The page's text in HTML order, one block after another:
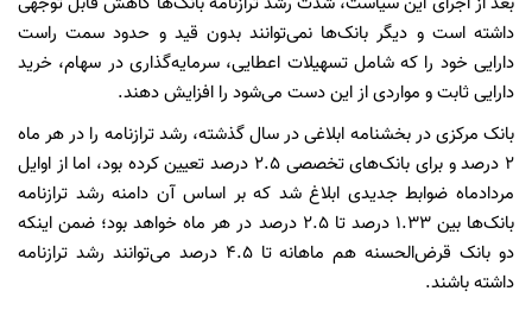
داشته است و دیگر بانک‌ها نمی‌توانند بدون قید و حدود سمت راست
دارایی خود را که شامل تسهیلات اعطایی، سرمایه‌گذاری در سهام، خرید
دارایی ثابت و مواردی از این دست می‌شود را افزایش دهند.
بانک مرکزی در بخشنامه ابلاغی در سال گذشته، رشد ترازنامه را در هر ماه
2 درصد و برای بانک‌های تخصصی 2.5 درصد تعیین کرده بود، اما از اوایل
مردادماه ضوابط جدیدی ابلاغ شد که بر اساس آن دامنه رشد ترازنامه
بانک‌ها بین 1.33 درصد تا 2.5 درصد در هر ماه خواهد بود؛ ضمن اینکه
دو بانک قرض‌الحسنه هم ماهانه تا 4.5 درصد می‌توانند رشد ترازنامه
داشته باشند.